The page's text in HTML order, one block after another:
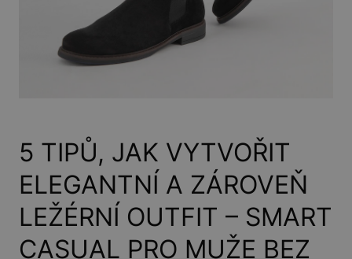
5 TIPŮ, JAK VYTVOŘIT
ELEGANTNÍ A ZÁROVEŇ
LEŽÉRNÍ OUTFIT – SMART
CASUAL PRO MUŽE BEZ